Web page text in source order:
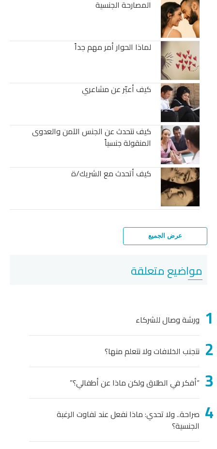
المصارحة الجنسية
لماذا الحوار أمر مهم جداً
كيف أعبّر عن مشاعري
كيف نتحدث عن الجنس الآمن والعدوى
المنقولة جنسياً
كيف أتحدث مع الشريك/ة
عرض الجميع
مواضيع متعلقة
ورشة وصال للشركاء
نتجنب الخلافات ولا نتعلم منها؟
“أفكر في الطلاق ولكن ماذا عن أطفالي؟”
صراحة.. ولا تحدي: ماذا نفعل عند تفاوت الرغبة
الجنسية؟